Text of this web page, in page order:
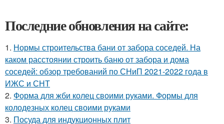
Последние обновления на сайте:
1. Нормы строительства бани от забора соседей. На
каком расстоянии строить баню от забора и дома
соседей: обзор требований по СНиП 2021-2022 года в
ИЖС и СНТ
2. Форма для жби колец своими руками. Формы для
колодезных колец своими руками
3. Посуда для индукционных плит